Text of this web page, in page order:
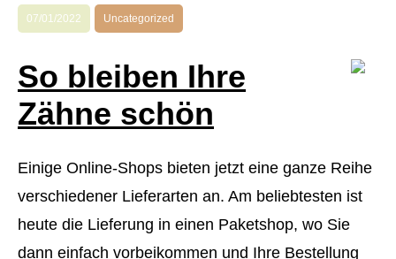
07/01/2022 Uncategorized
So bleiben Ihre
Zähne schön
Einige Online-Shops bieten jetzt eine ganze Reihe
verschiedener Lieferarten an. Am beliebtesten ist
heute die Lieferung in einen Paketshop, wo Sie
dann einfach vorbeikommen und Ihre Bestellung